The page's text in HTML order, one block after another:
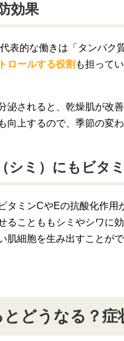
効果
表的な働きは「タンパク
ロールする役割 も担って
泌されると、乾燥肌が改
向上するので、季節の変
シミ）にもビタ
タミンCやEの抗酸化作用
ることももシミやシワに
肌細胞を生み出すことが
どうなる？